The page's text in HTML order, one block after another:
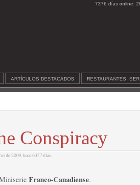
7376 días online:
ARTÍCULOS DESTACADOS RESTAURANTES,
Conspiracy
de 2009, hace 6357 días.
Franco-Canadiense.